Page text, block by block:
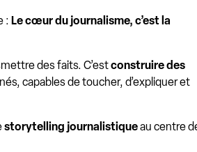
: Le cœur du journalisme, c’est la
des faits. C’estconstruire des
capables de toucher, d’expliquer et
storytelling journalistiqueau centre